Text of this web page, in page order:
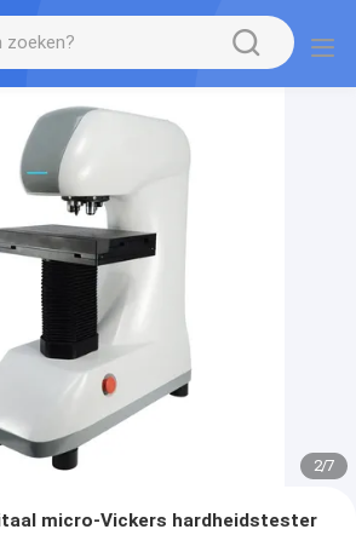
2/7
micro-Vickers hardheidstester